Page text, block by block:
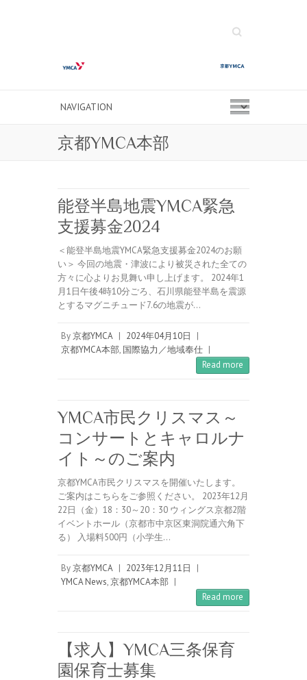
Search
京都YMCA本部
能登半島地震YMCA緊急
支援募金2024
＜能登半島地震YMCA緊急支援募金2024のお願
い＞ 今回の地震・津波により被災された全ての
方々に心よりお見舞い申し上げます。 2024年1
月1日午後4時10分ごろ、石川県能登半島を震源
とするマグニチュード7.6の地震が…
By京都YMCA | 2024年04月10日
|
京都YMCA本部, 国際協力／地域奉仕 |
Read more
YMCA市民クリスマス～
コンサートとキャロルナ
イト～のご案内
京都YMCA市民クリスマスを開催いたします。
ご案内はこちらをご参照ください。 2023年12月
22日（金）18：30～20：30 ウィングス京都2階
イベントホール（京都市中京区東洞院通六角下
る） 入場料500円（小学生…
By京都YMCA | 2023年12月11日
|
YMCA News,京都YMCA本部 |
Read more
【求人】YMCA三条保育
園保育士募集